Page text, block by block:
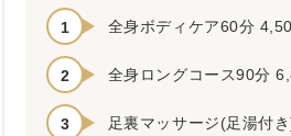
全身ボディケア60分
全身ロングコース90分
足裏マッサージ(足湯付